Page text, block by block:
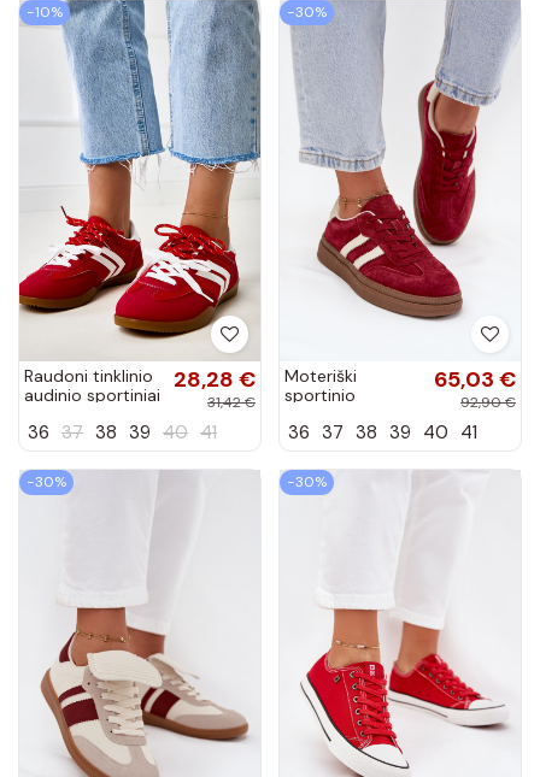
−10%
Raudoni tinklinio
audinio sportiniai
stiliaus su baltu
28,28 €
31,42 €
36 37 38 39 40 41
−30%
Moteriški
sportinio
zomšiniai batai
bordo spalvos,
Sylviona
65,03 €
92,90 €
36 37 38 39 40 41
−30% −30%